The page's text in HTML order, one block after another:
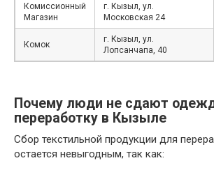
Комиссионный
Магазин
г. Кызыл, ул.
Московская 24
Комок
г. Кызыл, ул.
Лопсанчапа, 40
Почему люди не сдают
переработку в Кызыле
Сбор текстильной продукции для
остается невыгодным, так как: